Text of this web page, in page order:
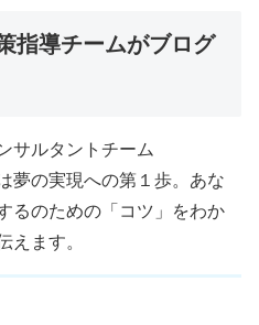
指導チームがブログ
サルタントチーム
夢の実現への第１歩。あな
るのための「コツ」をわか
えます。